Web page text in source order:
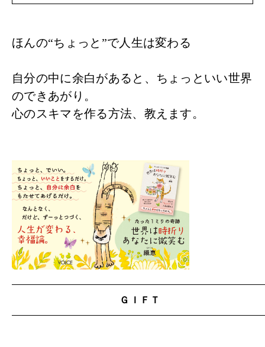
ほんの“ちょっと”で人生は変わる
自分の中に余白があると、ちょっといい世界
のできあがり。
心のスキマを作る方法、教えます。
ＧＩＦＴ